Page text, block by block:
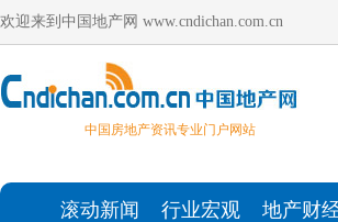
欢迎来到中国地产网 www.cndichan.com.cn
中国房地产资讯专业门户网站
滚动新闻 行业宏观 地产财